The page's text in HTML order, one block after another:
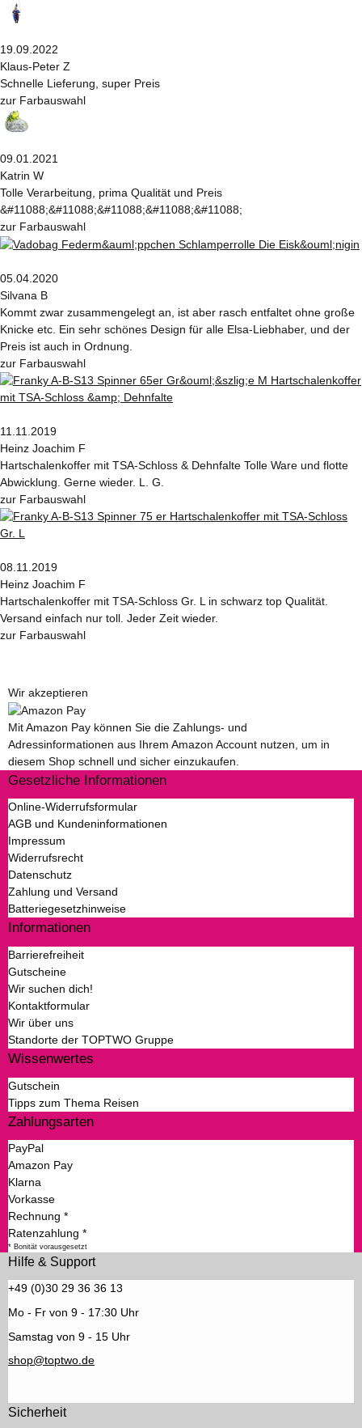
19.09.2022
Klaus-Peter Z
Schnelle Lieferung, super Preis
zur Farbauswahl
09.01.2021
Katrin W
Tolle Verarbeitung, prima Qualität und Preis
&#11088;&#11088;&#11088;&#11088;&#11088;
zur Farbauswahl
05.04.2020
Silvana B
Kommt zwar zusammengelegt an, ist aber rasch entfaltet ohne große
Knicke etc. Ein sehr schönes Design für alle Elsa-Liebhaber, und der
Preis ist auch in Ordnung.
zur Farbauswahl
11.11.2019
Heinz Joachim F
Hartschalenkoffer mit TSA-Schloss & Dehnfalte Tolle Ware und flotte
Abwicklung. Gerne wieder. L. G.
zur Farbauswahl
08.11.2019
Heinz Joachim F
Hartschalenkoffer mit TSA-Schloss Gr. L in schwarz top Qualität.
Versand einfach nur toll. Jeder Zeit wieder.
zur Farbauswahl
Wir akzeptieren
Mit Amazon Pay können Sie die Zahlungs- und
Adressinformationen aus Ihrem Amazon Account nutzen, um in
diesem Shop schnell und sicher einzukaufen.
Gesetzliche Informationen
Online-Widerrufsformular
AGB und Kundeninformationen
Impressum
Widerrufsrecht
Datenschutz
Zahlung und Versand
Batteriegesetzhinweise
Informationen
Barrierefreiheit
Gutscheine
Wir suchen dich!
Kontaktformular
Wir über uns
Standorte der TOPTWO Gruppe
Wissenwertes
Gutschein
Tipps zum Thema Reisen
Zahlungsarten
PayPal
Amazon Pay
Klarna
Vorkasse
Rechnung *
Ratenzahlung *
* Bonität vorausgesetzt
Hilfe & Support
+49 (0)30 29 36 36 13
Mo - Fr von 9 - 17:30 Uhr
Samstag von 9 - 15 Uhr
shop@toptwo.de
Sicherheit